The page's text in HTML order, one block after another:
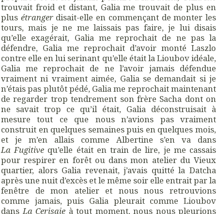
trouvait froid et distant, Galia me trouvait de plus en
plus étrangerdisait-elle en commençant de monter les
tours, mais je ne me laissais pas faire, je lui disais
qu’elle exagérait, Galia me reprochait de ne pas la
défendre, Galia me reprochait d’avoir monté Laszlo
contre elle en lui serinant qu’elle était la Lioubov idéale,
Galia me reprochait de ne l’avoir jamais défendue
vraiment ni vraiment aimée, Galia se demandait si je
n’étais pas plutôt pédé, Galia me reprochait maintenant
de regarder trop tendrement son frère Sacha dont on
ne savait trop ce qu’il était, Galia déconstruisait à
mesure tout ce que nous n’avions pas vraiment
construit en quelques semaines puis en quelques mois,
et je m’en allais comme Albertine s’en va dans
La Fugitive qu’elle était en train de lire, je me cassais
pour respirer en forêt ou dans mon atelier du Vieux
quartier, alors Galia revenait, j’avais quitté la Datcha
après une nuit d’excès et le même soir elle entrait par la
fenêtre de mon atelier et nous nous retrouvions
comme jamais, puis Galia pleurait comme Lioubov
dansLa Cerisaie à tout moment, nous nous pleurions